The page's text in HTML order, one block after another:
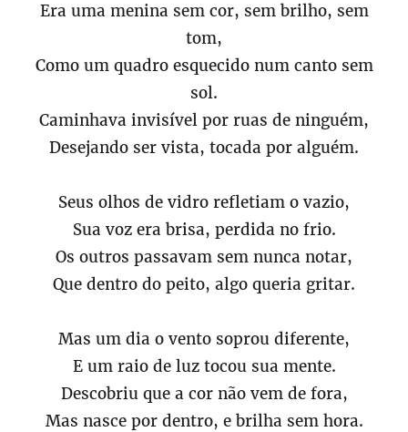
Era uma menina sem cor, sem brilho, sem
tom,
Como um quadro esquecido num canto sem
sol.
Caminhava invisível por ruas de ninguém,
Desejando ser vista, tocada por alguém.
Seus olhos de vidro refletiam o vazio,
Sua voz era brisa, perdida no frio.
Os outros passavam sem nunca notar,
Que dentro do peito, algo queria gritar.
Mas um dia o vento soprou diferente,
E um raio de luz tocou sua mente.
Descobriu que a cor não vem de fora,
Mas nasce por dentro, e brilha sem hora.